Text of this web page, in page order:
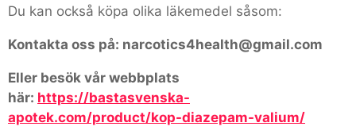
Du kan också köpa olika läkemedel såsom:
Kontakta oss på: narcotics4health@gmail.com
Eller besök vår webbplats
här: https://bastasvenska-
apotek.com/product/kop-diazepam-valium/